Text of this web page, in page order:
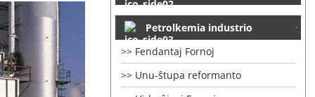
Petrolkemia industrio
Fendantaj Fornoj
Unu-ŝtupa reformanto